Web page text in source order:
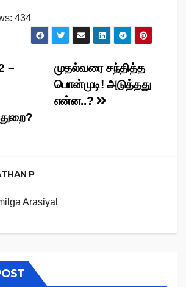
434
முதல்வரை சந்தித்த
பொன்முடி! அடுத்தது
என்ன..?
–
P
Arasiyal